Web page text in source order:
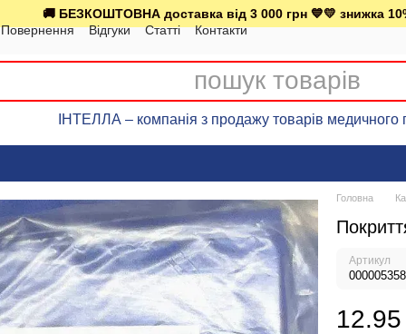
🚚 БЕЗКОШТОВНА доставка від 3 000 грн 💙💛 знижка
Повернення Відгуки Статті Контакти
ІНТЕЛЛА – компанія з продажу товарів медичного
Головна
Артикул
000005358